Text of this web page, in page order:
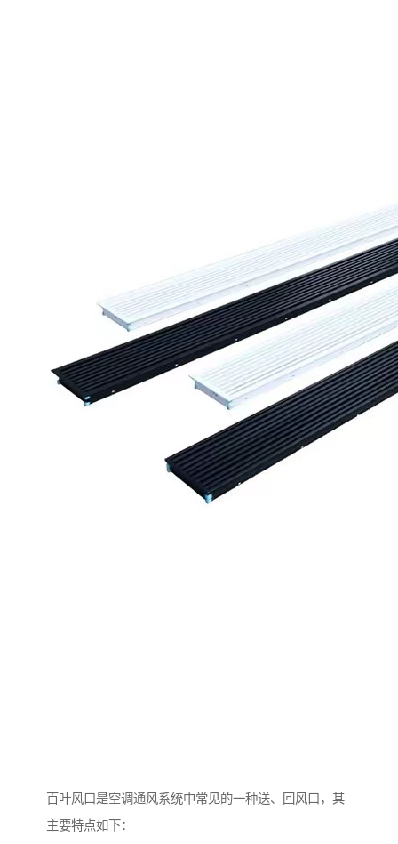
百叶风口是空调通风系统中常见的一种送、回风口，其
主要特点如下：